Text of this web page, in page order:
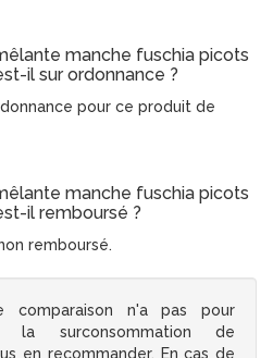
manche fuschia picots
il sur ordonnance ?
pour ce produit de
manche fuschia picots
il remboursé ?
remboursé.
comparaison n'a pas pour
surconsommation de
en recommander. En cas de